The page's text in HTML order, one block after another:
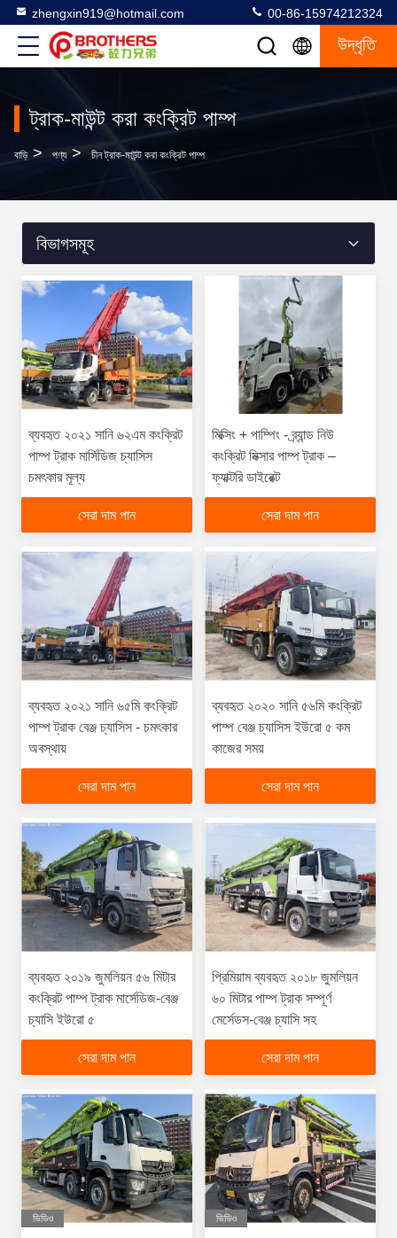
zhengxin919@hotmail.com 00-86-15974212324
উদ্ধৃতি
ট্রাক-মাউন্ট করা কংক্রিট পাম্প
বাড়ি > পণ্য > চীন ট্রাক-মাউন্ট করা কংক্রিট পাম্প
বিভাগসমূহ
ব্যবহৃত ২০২১ সানি ৬২এম কংক্রিট
পাম্প ট্রাক মার্সিডিজ চ্যাসিস
চমৎকার মূল্য
সেরা দাম পান
মিক্সিং + পাম্পিং - ব্র্যান্ড নিউ
কংক্রিট মিক্সার পাম্প ট্রাক –
ফ্যাক্টরি ডাইরেক্ট
সেরা দাম পান
ব্যবহৃত ২০২১ সানি ৬৫মি কংক্রিট
পাম্প ট্রাক বেঞ্জ চ্যাসিস - চমৎকার
অবস্থায়
সেরা দাম পান
ব্যবহৃত ২০২০ সানি ৫৬মি কংক্রিট
পাম্প বেঞ্জ চ্যাসিস ইউরো ৫ কম
কাজের সময়
সেরা দাম পান
ব্যবহৃত ২০১৯ জুমলিয়ন ৫৬ মিটার
কংক্রিট পাম্প ট্রাক মার্সেডিজ-বেঞ্জ
চ্যাসি ইউরো ৫
সেরা দাম পান
প্রিমিয়াম ব্যবহৃত ২০১৮ জুমলিয়ন
৬০ মিটার পাম্প ট্রাক সম্পূর্ণ
মের্সেডস-বেঞ্জ চ্যাসি সহ
সেরা দাম পান
ভিডিও ভিডিও